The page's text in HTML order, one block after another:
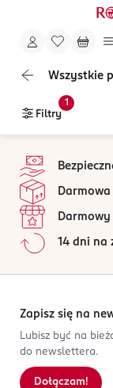
Wszystkie
Filtry
1
14 dni na
Zapisz się na
Lubisz być na
do newslettera.
Dołączam!